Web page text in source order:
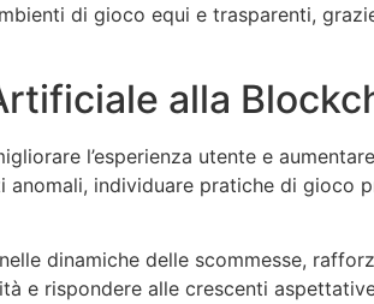
di gioco equi e trasparenti,
alla
l’esperienza utente e
individuare pratiche di gioco
dinamiche delle scommesse,
e rispondere alle crescenti